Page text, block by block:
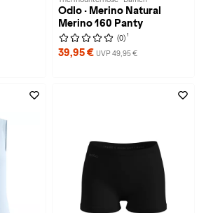
Odlo · Merino Natural
Merino 160 Panty
(0) 1
39,95 € UVP 49,95 €